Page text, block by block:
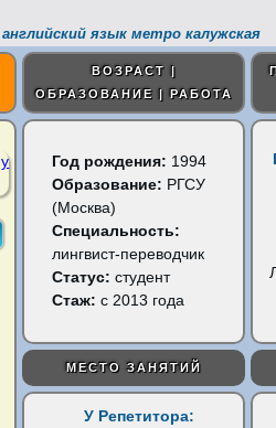
английский язык метро калужская
ВОЗРАСТ |
ОБРАЗОВАНИЕ | РАБОТА
Год рождения: 1994
Образование: РГСУ
(Москва)
Специальность:
лингвист-переводчик
Статус:студент
Стаж: с 2013 года
МЕСТО ЗАНЯТИЙ
У Репетитора: